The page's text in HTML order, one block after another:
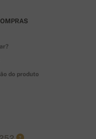
do produto
?